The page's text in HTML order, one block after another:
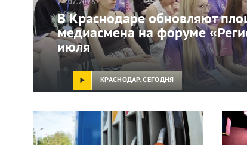
В Краснодаре обновляют
медиасмена на форуме
июля
КРАСНОДАР. СЕГОДНЯ